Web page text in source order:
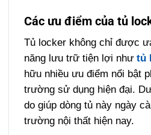
Các ưu điểm của tủ
Tủ locker không chỉ được
năng lưu trữ tiện lợi nhưtủ
hữu nhiều ưu điểm nổi bật
trường sử dụng hiện đại.
do giúp dòng tủ này ngày
trường nội thất hiện nay.